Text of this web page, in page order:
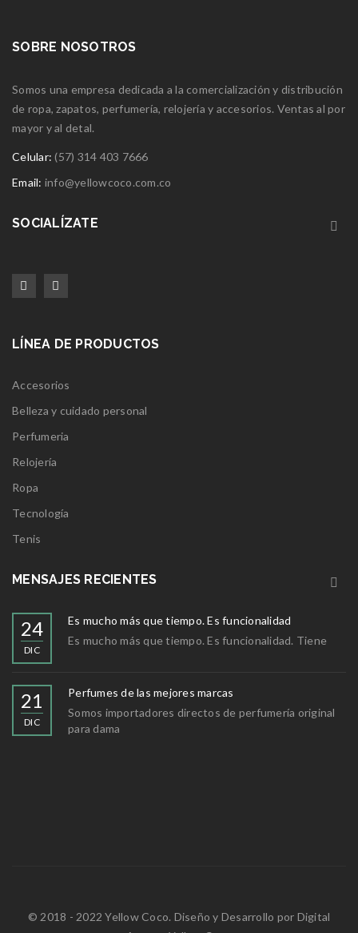
SOBRE NOSOTROS
Somos una empresa dedicada a la comercialización y distribución
de ropa, zapatos, perfumería, relojería y accesorios. Ventas al por
mayor y al detal.
Celular:(57) 314 403 7666
Email: info@yellowcoco.com.co
SOCIALÍZATE
LÍNEA DE PRODUCTOS
Accesorios
Belleza y cuidado personal
Perfumeria
Relojería
Ropa
Tecnología
Tenis
MENSAJES RECIENTES
24
DIC
Es mucho más que tiempo. Es funcionalidad
Es mucho más que tiempo. Es funcionalidad. Tiene
21
DIC
Perfumes de las mejores marcas
Somos importadores directos de perfumería original
para dama
© 2018 - 2022 Yellow Coco. Diseño y Desarrollo por Digital